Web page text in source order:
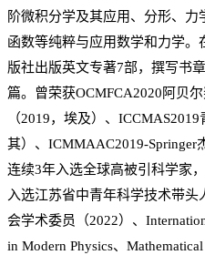
阶微积分学及其应用、分形、
函数等纯粹与应用数学和力学。
版社出版英文专著7部，撰写书章
篇。曾荣获OCMFCA2020阿贝
（2019，埃及）、
其）、ICMMAAC2019-Springer
连续3年入选全球高被引科学家
入选江苏省中青年科学技术带头
会学术委员（2022）、
in Modern Physics、